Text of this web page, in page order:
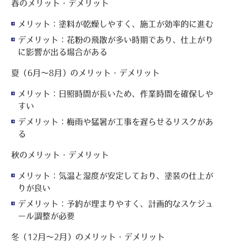
春のメリット・デメリット
メリット：塗料が乾燥しやすく、施工が効率的に進む
デメリット：花粉の飛散が多い時期であり、仕上がり
に影響が出る場合がある
夏（6月～8月）のメリット・デメリット
メリット：日照時間が長いため、作業時間を確保しや
すい
デメリット：梅雨や猛暑が工事を遅らせるリスクがあ
る
秋のメリット・デメリット
メリット：気温と湿度が安定しており、塗装の仕上が
りが良い
デメリット：予約が埋まりやすく、計画的なスケジュ
ール調整が必要
冬（12月～2月）のメリット・デメリット